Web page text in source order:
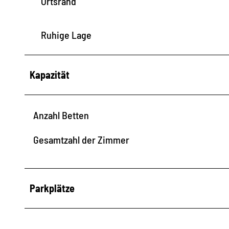
Ruhige Lage
Kapazität
Anzahl Betten
Gesamtzahl der Zimmer
Parkplätze